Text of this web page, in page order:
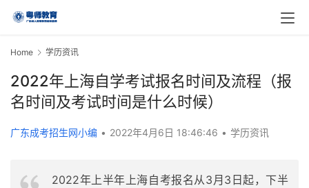
Home 学历资讯
2022年上海自学考试报名时间及流程（报
名时间及考试时间是什么时候）
广东成考招生网小编 • 2022年4月6日 18:46:46 • 学历资讯
2022年上半年上海自考报名从3月3日起，下半